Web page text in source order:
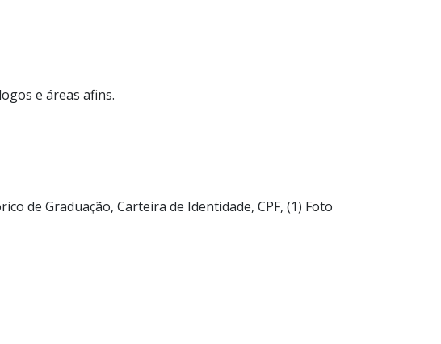
e áreas afins.
de Graduação, Carteira de Identidade, CPF, (1) Foto